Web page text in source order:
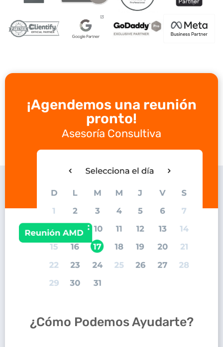
¡Agendemos una reunión
pronto!
Asesoría Consultiva
¿Cómo Podemos Ayudarte?